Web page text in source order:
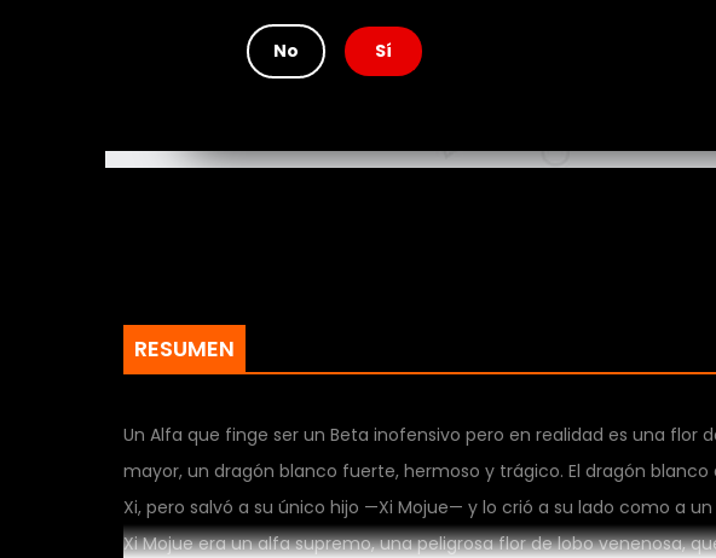
No Sí
RESUMEN
Un Alfa que finge ser un Beta inofensivo pero en realidad es una flor
mayor, un dragón blanco fuerte, hermoso y trágico. El dragón
Xi, pero salvó a su único hijo —Xi Mojue— y lo crió a su lado como a
Xi Mojue era un alfa supremo, una peligrosa flor de lobo venenosa,